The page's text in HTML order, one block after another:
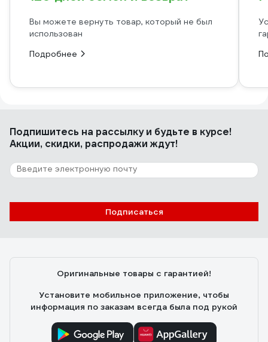
Вы можете вернуть товар, который не был
использован
Подробнее
Подпишитесь на рассылкуи будьте в курсе!
Акции, скидки, распродажи ждут!
Подписаться
Оригинальные товары с гарантией!
Установите мобильное приложение, чтобы
информация по заказам всегда была под рукой